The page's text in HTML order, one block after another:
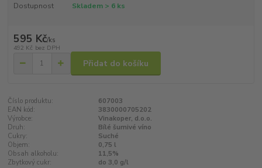
Dostupnost Skladem > 6 ks
595 Kč/ks
492 Kč bez DPH
Přidat do košíku
Číslo produktu:
607003
EAN kód:
3830000705202
Výrobce:
Vinakoper, d.o.o.
Druh:
Bílé šumivé víno
Cukry:
Suché
Objem:
0,75 l
Obsah alkoholu:
11,5%
Zbytkový cukr:
do 3,0 g/l